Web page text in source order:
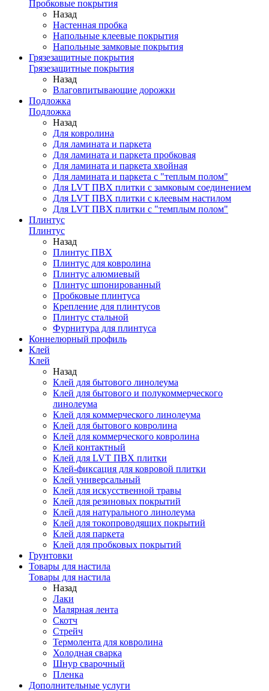
Пробковые покрытия
Назад
Настенная пробка
Напольные клеевые покрытия
Напольные замковые покрытия
Грязезащитные покрытия
Грязезащитные покрытия
Назад
Влаговпитывающие дорожки
Подложка
Подложка
Назад
Для ковролина
Для ламината и паркета
Для ламината и паркета пробковая
Для ламината и паркета хвойная
Для ламината и паркета с "теплым полом"
Для LVT ПВХ плитки с замковым соединением
Для LVT ПВХ плитки с клеевым настилом
Для LVT ПВХ плитки с "темплым полом"
Плинтус
Плинтус
Назад
Плинтус ПВХ
Плинтус для ковролина
Плинтус алюмиевый
Плинтус шпонированный
Пробковые плинтуса
Крепление для плинтусов
Плинтус стальной
Фурнитура для плинтуса
Коннелюрный профиль
Клей
Клей
Назад
Клей для бытового линолеума
Клей для бытового и полукоммерческого
линолеума
Клей для коммерческого линолеума
Клей для бытового ковролина
Клей для коммерческого ковролина
Клей контактный
Клей для LVT ПВХ плитки
Клей-фиксация для ковровой плитки
Клей универсальный
Клей для искусственной травы
Клей для резиновых покрытий
Клей для натурального линолеума
Клей для токопроводящих покрытий
Клей для паркета
Клей для пробковых покрытий
Грунтовки
Товары для настила
Товары для настила
Назад
Лаки
Малярная лента
Скотч
Стрейч
Термолента для ковролина
Холодная сварка
Шнур сварочный
Пленка
Дополнительные услуги